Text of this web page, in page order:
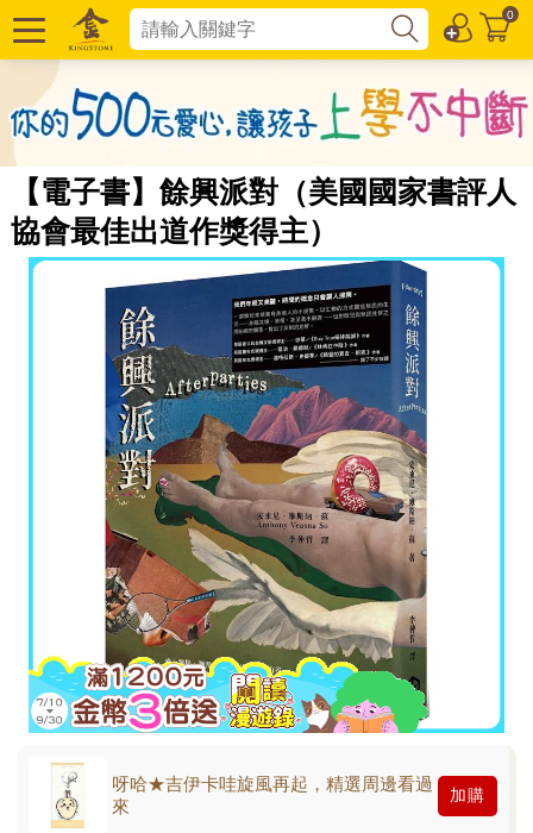
0
【電子書】餘興派對（美國國家書評人
協會最佳出道作獎得主）
呀哈★吉伊卡哇旋風再起，精選周邊看過
來
加購